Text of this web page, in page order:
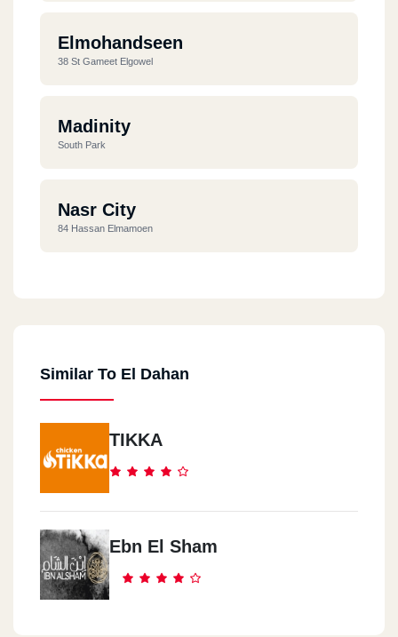
Elmohandseen
38 St Gameet Elgowel
Madinity
South Park
Nasr City
84 Hassan Elmamoen
Maadi
Fifth Settlement
Oscar Plaza Mall
Sheikh Zayed City
West Mark - In Front Of Project 205 - Next To Oscar
Similar To El Dahan
TIKKA
Ebn El Sham